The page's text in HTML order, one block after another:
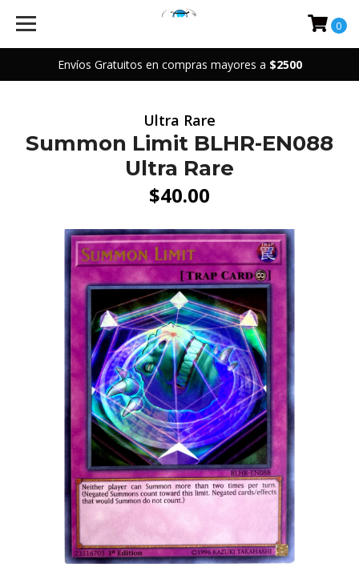
Envíos Gratuitos en compras mayores a $2500
0
Ultra Rare
Summon Limit BLHR-EN088
Ultra Rare
$40.00